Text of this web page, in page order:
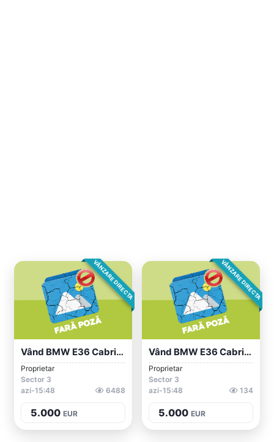
VÂNZARE DIRECTA
Vând BMW E36 Cabrio 2.0i
Proprietar
Sector 3
azi-15:48
6488
5.000 EUR
VÂNZARE DIRECTA
Vând BMW E36 Cabrio 2.0i
Proprietar
Sector 3
azi-15:48
134
5.000 EUR